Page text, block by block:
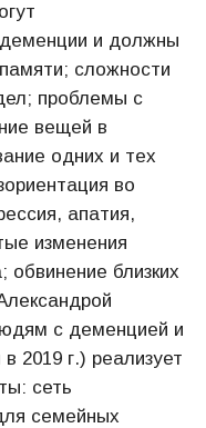
и должны
сложности
проблемы с
вещей в
одних и тех
во
апатия,
изменения
обвинение близких
с деменцией и
2019 г.) реализует
сеть
семейных